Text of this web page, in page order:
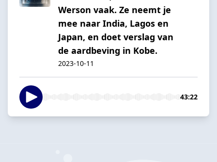
Werson vaak. Ze neemt je
mee naar India, Lagos en
Japan, en doet verslag van
de aardbeving in Kobe.
2023-10-11
43:22